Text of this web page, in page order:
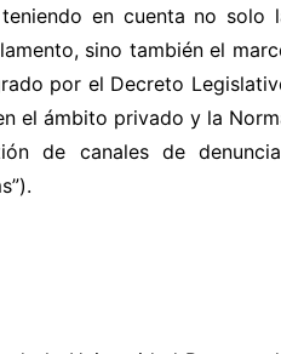
en cuenta no solo
sino también el
por el Decreto
el ámbito privado y la
de canales de